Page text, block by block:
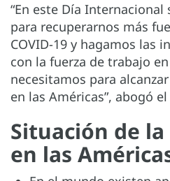
“En este Día
para recuperarnos más
COVID-19 y hagamos las
con la fuerza de trabajo
necesitamos para
en las Américas”, abogó
Situación de
en las